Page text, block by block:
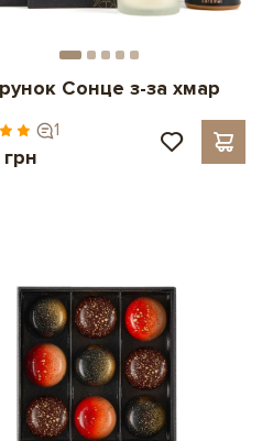
Сонце з-за хмар
1